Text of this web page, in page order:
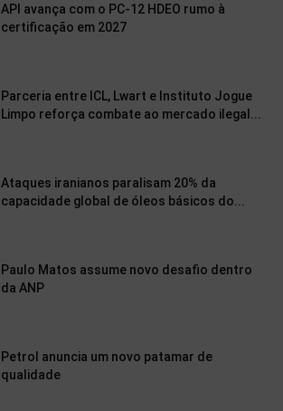
API avança com o PC-12 HDEO rumo à
certificação em 2027
Parceria entre ICL, Lwart e Instituto Jogue
Limpo reforça combate ao mercado ilegal...
Ataques iranianos paralisam 20% da
capacidade global de óleos básicos do...
Paulo Matos assume novo desafio dentro
da ANP
Petrol anuncia um novo patamar de
qualidade